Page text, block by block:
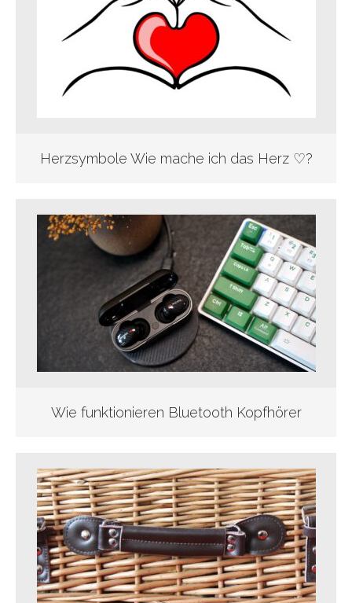
Herzsymbole Wie mache ich das Herz ♡?
Wie funktionieren Bluetooth Kopfhörer